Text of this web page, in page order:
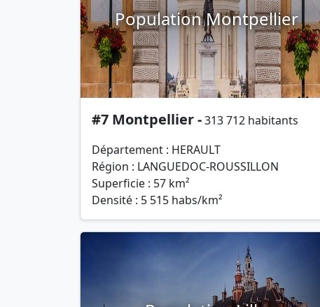
Population Montpellier
#7 Montpellier -313 712 habitants
Département : HERAULT
Région : LANGUEDOC-ROUSSILLON
Superficie : 57 km²
Densité : 5 515 habs/km²